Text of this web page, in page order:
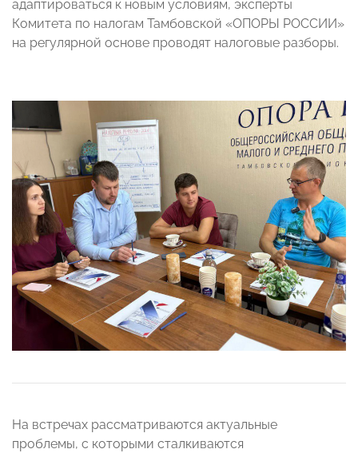
адаптироваться к новым условиям, эксперты
Комитета по налогам Тамбовской «ОПОРЫ РОССИИ»
на регулярной основе проводят налоговые разборы.
На встречах рассматриваются актуальные
проблемы, с которыми сталкиваются